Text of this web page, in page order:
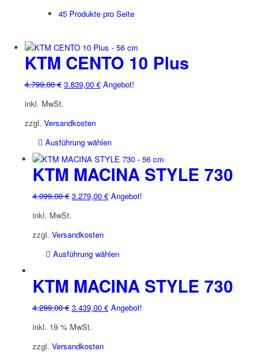
45 Produkte pro Seite
KTM CENTO 10 Plus
4.799,00€ Ursprünglicher
war:
4.799,00 €
3.839,00 €Aktueller
Angebot!
inkl. MwSt.
zzgl. Versandkosten
Ausführung wählen
Produkt
weist
mehrere
Varianten
auf.
Produktseite
gewählt
werden
KTM MACINA STYLE 730
4.099,00€ Ursprünglicher
war:
4.099,00 €
3.279,00 €Aktueller
Angebot!
inkl. MwSt.
zzgl. Versandkosten
Ausführung wählen
weist
mehrere
Varianten
KTM MACINA STYLE 730
4.299,00€ Ursprünglicher
war:
4.299,00 €
3.439,00 €Aktueller
Angebot!
inkl. 19 % MwSt.
zzgl. Versandkosten